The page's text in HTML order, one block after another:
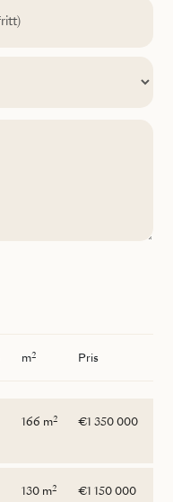
m2 Pris
166 m2 €1 350 000
130 m2 €1 150 000